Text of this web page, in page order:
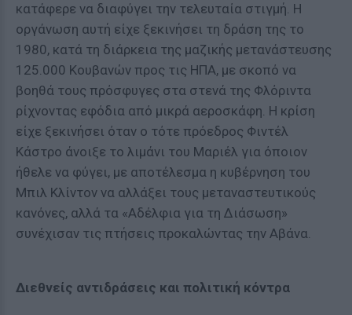
κατάφερε να διαφύγει την τελευταία στιγμή. Η
οργάνωση αυτή είχε ξεκινήσει τη δράση της το
1980, κατά τη διάρκεια της μαζικής μετανάστευσης
125.000 Κουβανών προς τις ΗΠΑ, με σκοπό να
βοηθά τους πρόσφυγες στα στενά της Φλόριντα
ρίχνοντας εφόδια από μικρά αεροσκάφη. Η κρίση
είχε ξεκινήσει όταν ο τότε πρόεδρος Φιντέλ
Κάστρο άνοιξε το λιμάνι του Μαριέλ για όποιον
ήθελε να φύγει, με αποτέλεσμα η κυβέρνηση του
Μπιλ Κλίντον να αλλάξει τους μεταναστευτικούς
κανόνες, αλλά τα «Αδέλφια για τη Διάσωση»
συνέχισαν τις πτήσεις προκαλώντας την Αβάνα.
Διεθνείς αντιδράσεις και πολιτική κόντρα